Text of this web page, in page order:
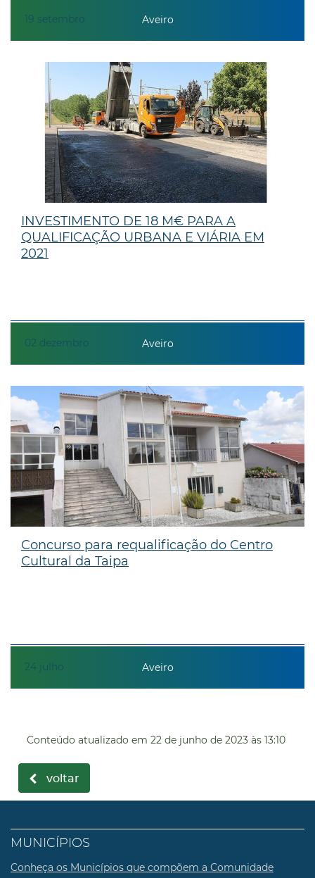
19 setembro Aveiro
02 dezembro
INVESTIMENTO DE 18 M€ PARA A
QUALIFICAÇÃO URBANA E VIÁRIA EM
2021
Aveiro
24 julho
Concurso para requalificação do Centro
Cultural da Taipa
Aveiro
Conteúdo atualizado em 22 de junho de 2023 às 13:10
voltar
MUNICÍPIOS
Conheça os Municípios que compõem a Comunidade